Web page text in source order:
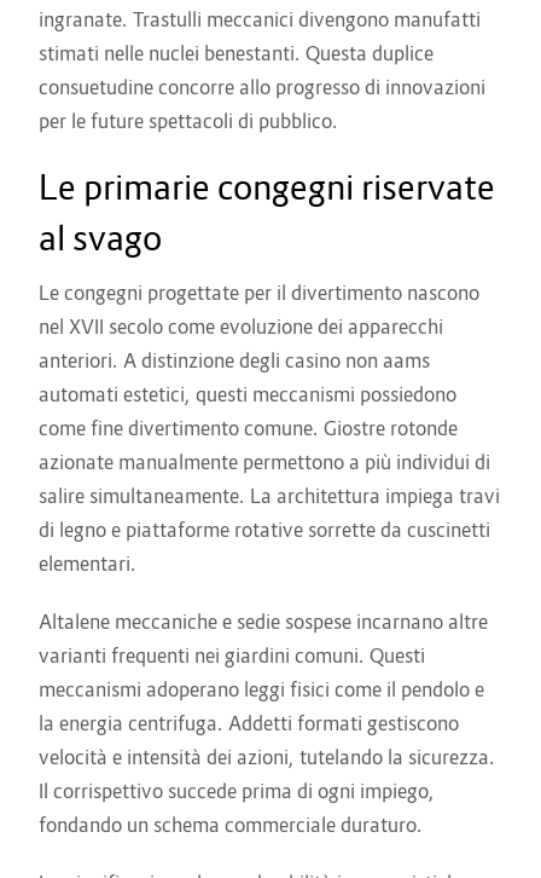
ingranate. Trastulli meccanici divengono manufatti
stimati nelle nuclei benestanti. Questa duplice
consuetudine concorre allo progresso di innovazioni
per le future spettacoli di pubblico.
Le primarie congegni riservate
al svago
Le congegni progettate per il divertimento nascono
nel XVII secolo come evoluzione dei apparecchi
anteriori. A distinzione degli casino non aams
automati estetici, questi meccanismi possiedono
come fine divertimento comune. Giostre rotonde
azionate manualmente permettono a più individui di
salire simultaneamente. La architettura impiega travi
di legno e piattaforme rotative sorrette da cuscinetti
elementari.
Altalene meccaniche e sedie sospese incarnano altre
varianti frequenti nei giardini comuni. Questi
meccanismi adoperano leggi fisici come il pendolo e
la energia centrifuga. Addetti formati gestiscono
velocità e intensità dei azioni, tutelando la sicurezza.
Il corrispettivo succede prima di ogni impiego,
fondando un schema commerciale duraturo.